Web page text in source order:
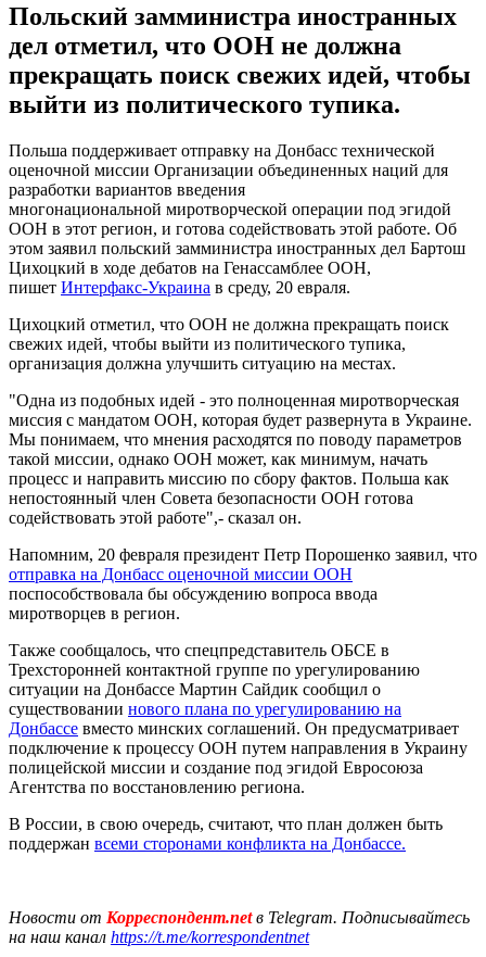
Польский замминистра иностранных
дел отметил, что ООН не должна
прекращать поиск свежих идей, чтобы
выйти из политического тупика.
Польша поддерживает отправку на Донбасс технической
оценочной миссии Организации объединенных наций для
разработки вариантов введения
многонациональной миротворческой операции под эгидой
ООН в этот регион, и готова содействовать этой работе. Об
этом заявил польский замминистра иностранных дел Бартош
Цихоцкий в ходе дебатов на Генассамблее ООН,
пишет Интерфакс-Украина в среду, 20 евраля.
Цихоцкий отметил, что ООН не должна прекращать поиск
свежих идей, чтобы выйти из политического тупика,
организация должна улучшить ситуацию на местах.
"Одна из подобных идей - это полноценная миротворческая
миссия с мандатом ООН, которая будет развернута в Украине.
Мы понимаем, что мнения расходятся по поводу параметров
такой миссии, однако ООН может, как минимум, начать
процесс и направить миссию по сбору фактов. Польша как
непостоянный член Совета безопасности ООН готова
содействовать этой работе",- сказал он.
Напомним, 20 февраля президент Петр Порошенко заявил, что
отправка на Донбасс оценочной миссии ООН
поспособствовала бы обсуждению вопроса ввода
миротворцев в регион.
Также сообщалось, что спецпредставитель ОБСЕ в
Трехсторонней контактной группе по урегулированию
ситуации на Донбассе Мартин Сайдик сообщил о
существовании нового плана по урегулированию на
Донбассе вместо минских соглашений. Он предусматривает
подключение к процессу ООН путем направления в Украину
полицейской миссии и создание под эгидой Евросоюза
Агентства по восстановлению региона.
В России, в свою очередь, считают, что план должен быть
поддержан всеми сторонами конфликта на Донбассе.
Новости от Корреспондент.netв Telegram. Подписывайтесь
на наш канал https://t.me/korrespondentnet